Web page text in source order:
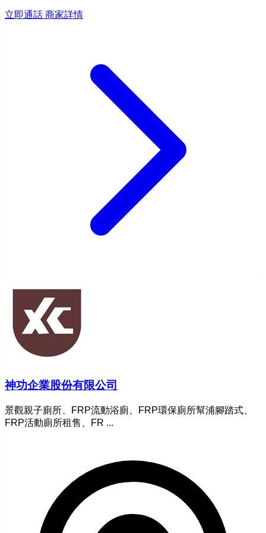
立即通話 商家詳情
神功企業股份有限公司
景觀親子廁所、FRP流動浴廁、FRP環保廁所幫浦腳踏式、
FRP活動廁所租售、FR ...